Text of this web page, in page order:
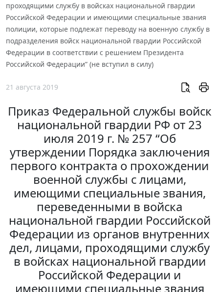
проходящими службу в войсках национальной гвардии
Российской Федерации и имеющими специальные звания
полиции, которые подлежат переводу на военную службу в
подразделения войск национальной гвардии Российской
Федерации в соответствии с решением Президента
Российской Федерации” (не вступил в силу)
21 августа 2019
Приказ Федеральной службы войск
национальной гвардии РФ от 23
июля 2019 г. № 257 “Об
утверждении Порядка заключения
первого контракта о прохождении
военной службы с лицами,
имеющими специальные звания,
переведенными в войска
национальной гвардии Российской
Федерации из органов внутренних
дел, лицами, проходящими службу
в войсках национальной гвардии
Российской Федерации и
имеющими специальные звания